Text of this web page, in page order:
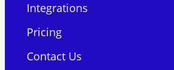
Integrations
Pricing
Contact Us